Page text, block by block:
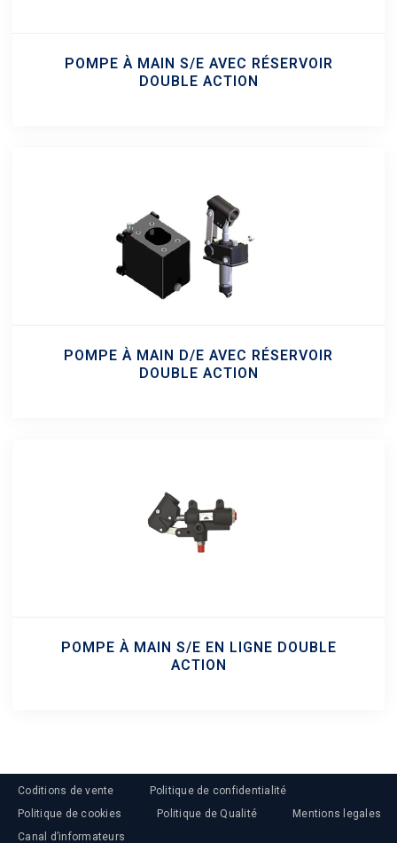
POMPE À MAIN S/E AVEC RÉSERVOIR
DOUBLE ACTION
POMPE À MAIN D/E AVEC RÉSERVOIR
DOUBLE ACTION
POMPE À MAIN S/E EN LIGNE DOUBLE
ACTION
Coditions de vente
Politique de confidentialité
Politique de cookies
Politique de Qualité
Mentions legales
Canal d’informateurs